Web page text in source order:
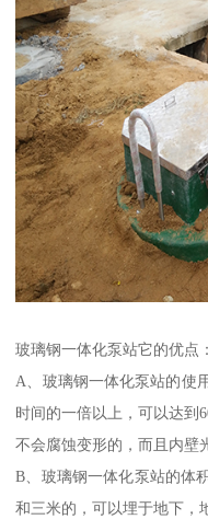
玻璃钢一体化泵站它的优点：
A、玻璃钢一体化泵站的使
时间的一倍以上，可以达到
不会腐蚀变形的，而且内壁
B、玻璃钢一体化泵站的体
和三米的，可以埋于地下，